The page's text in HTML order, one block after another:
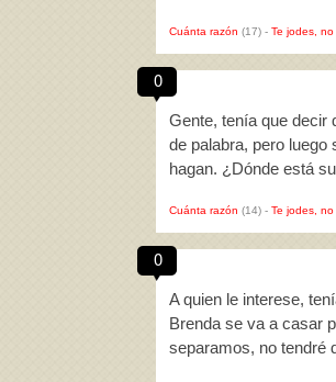
Cuánta razón (17) - Te jodes,
0
Gente, tenía que decir
de palabra, pero luego
hagan. ¿Dónde está
Cuánta razón (14) - Te jodes,
0
A quien le interese,
Brenda se va a casar
separamos, no tendré